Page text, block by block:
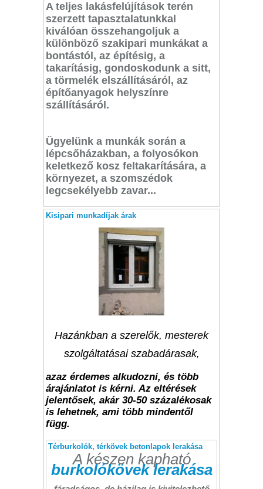
A teljes lakásfelújítások terén
szerzett tapasztalatunkkal
kiválóan összehangoljuk a
különböző szakipari munkákat a
bontástól, az építésig, a
takarításig, gondoskodunk a sitt,
a törmelék elszállításáról, az
építőanyagok helyszínre
szállításáról.
Ügyelünk a munkák során a
lépcsőházakban, a folyosókon
keletkező kosz feltakarítására, a
környezet, a szomszédok
legcsekélyebb zavar...
Kisipari munkadíjak árak
Hazánkban a szerelők, mesterek
szolgáltatásai szabadárasak,
azaz érdemes alkudozni, és több
árajánlatot is kérni. Az eltérések
jelentősek, akár 30-50 százalékosak
is lehetnek, ami több mindentől
függ.
Térburkolók, térkövek betonlapok lerakása
A készen kapható
burkolókövek lerakása